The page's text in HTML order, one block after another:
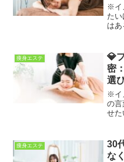
※イ
た
はあ
ズエ
で
痩身エステ
💎
密
選
徹
※イ
の言
せた
り、
「
痩身エステ
30
な